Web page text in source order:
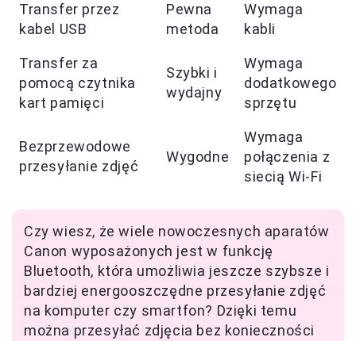
Transfer przez
kabel USB
Pewna
metoda
Wymaga
kabli
Transfer za
pomocą czytnika
kart pamięci
Szybki i
wydajny
Wymaga
dodatkowego
sprzętu
Bezprzewodowe
przesyłanie zdjęć
Wygodne
Wymaga
połączenia z
siecią Wi-Fi
Czy wiesz, że wiele nowoczesnych aparatów
Canon wyposażonych jest w funkcję
Bluetooth, która umożliwia jeszcze szybsze i
bardziej energooszczędne przesyłanie zdjęć
na komputer czy smartfon? Dzięki temu
można przesyłać zdjęcia bez konieczności